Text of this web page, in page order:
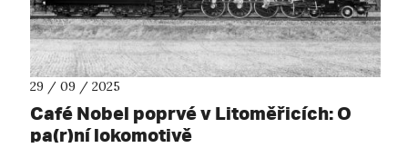
29 / 09 / 2025
Café Nobel poprvé v Litoměřicích: O
pa(r)ní lokomotivě